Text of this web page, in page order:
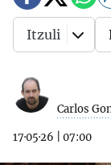
Carlos
17·05·26 07:00
Itzuli